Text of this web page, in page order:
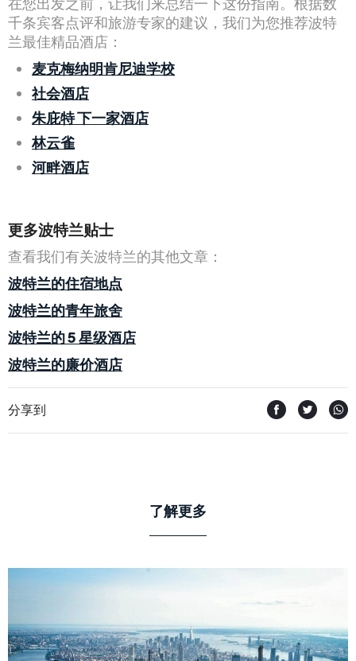
千条宾客点评和旅游专家的建议，我们为您推荐波特
兰最佳精品酒店：
麦克梅纳明肯尼迪学校
社会酒店
朱庇特 下一家酒店
林云雀
河畔酒店
更多波特兰贴士
查看我们有关波特兰的其他文章：
波特兰的住宿地点
波特兰的青年旅舍
波特兰的 5 星级酒店
波特兰的廉价酒店
分享到
了解更多